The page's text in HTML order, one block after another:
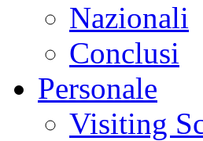
Nazionali
Conclusi
Personale
Visiting